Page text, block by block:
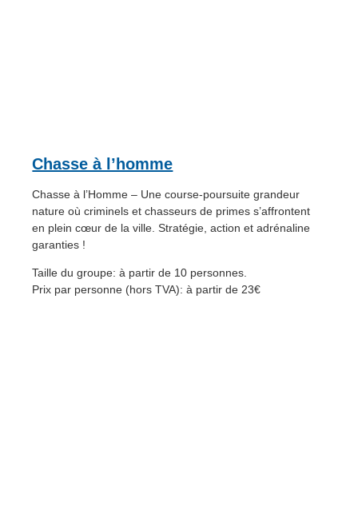
Chasse à l’homme
Chasse à l’Homme – Une course-poursuite grandeur
nature où criminels et chasseurs de primes s’affrontent
en plein cœur de la ville. Stratégie, action et adrénaline
garanties !
Taille du groupe: à partir de 10 personnes.
Prix par personne (hors TVA): à partir de 23€